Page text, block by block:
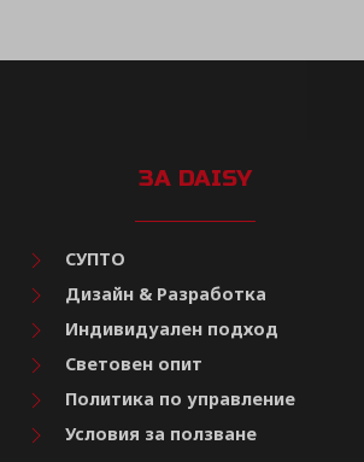
ЗА DAISY
СУПТО
Дизайн & Разработка
Индивидуален подход
Световен опит
Политика по управление
Условия за ползване